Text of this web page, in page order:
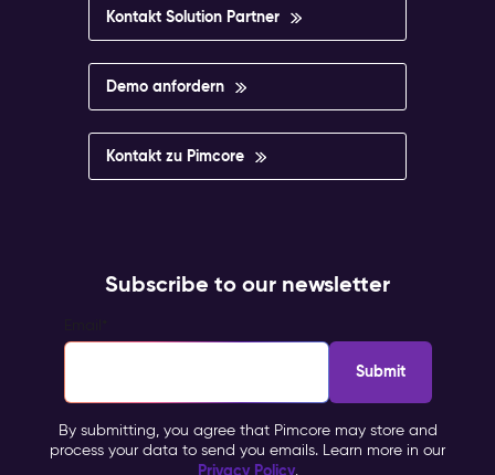
Kontakt Solution Partner
Demo anfordern
Kontakt zu Pimcore
Subscribe to our newsletter
By submitting, you agree that Pimcore may store and
process your data to send you emails. Learn more in our
Privacy Policy.